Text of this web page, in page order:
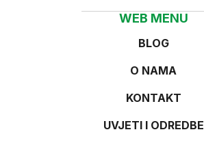
WEB MENU
BLOG
O NAMA
KONTAKT
UVJETI I ODREDBE